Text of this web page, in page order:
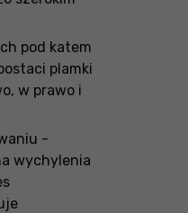
pod katem
plamki
w prawo i
-
wychylenia